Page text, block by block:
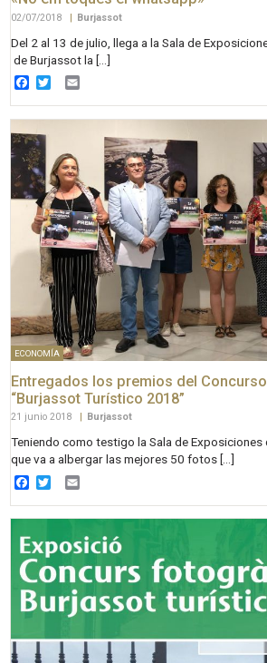
02/07/2018 | Burjassot
Del 2 al 13 de julio, llega a la Sala de
de Burjassot la […]
Facebook
Twitter
ECONOMÍA
Entregados los premios del
“Burjassot Turístico 2018”
21 junio 2018 Burjassot
Teniendo como testigo la Sala de Exposiciones
que va a albergar las mejores 50 fotos […]
Facebook
Twitter